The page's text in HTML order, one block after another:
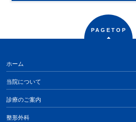
PAGETOP
ホーム
当院について
診療のご案内
整形外科